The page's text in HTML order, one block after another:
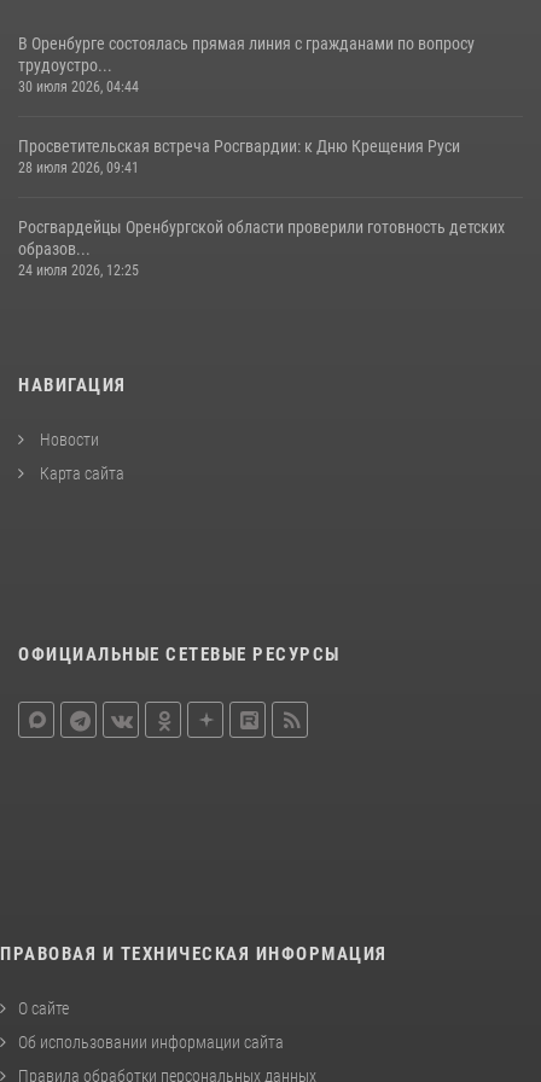
В Оренбурге состоялась прямая линия с гражданами по вопросу
трудоустро...
30 июля 2026, 04:44
Просветительская встреча Росгвардии: к Дню Крещения Руси
28 июля 2026, 09:41
Росгвардейцы Оренбургской области проверили готовность детских
образов...
24 июля 2026, 12:25
НАВИГАЦИЯ
Новости
Карта сайта
ОФИЦИАЛЬНЫЕ СЕТЕВЫЕ РЕСУРСЫ
ПРАВОВАЯ И ТЕХНИЧЕСКАЯ ИНФОРМАЦИЯ
О сайте
Об использовании информации сайта
Правила обработки персональных данных